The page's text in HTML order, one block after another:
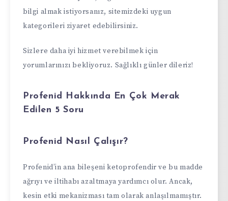
bilgi almak istiyorsanız, sitemizdeki uygun
kategorileri ziyaret edebilirsiniz.
Sizlere daha iyi hizmet verebilmek için
yorumlarınızı bekliyoruz. Sağlıklı günler dileriz!
Profenid Hakkında En Çok Merak
Edilen 5 Soru
Profenid Nasıl Çalışır?
Profenid’in ana bileşeni ketoprofendir ve bu madde
ağrıyı ve iltihabı azaltmaya yardımcı olur. Ancak,
kesin etki mekanizması tam olarak anlaşılmamıştır.